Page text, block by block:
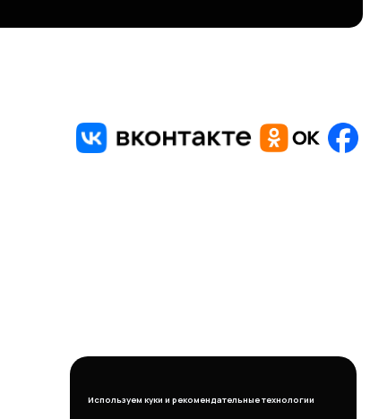
Используем куки и рекомендательные технологии